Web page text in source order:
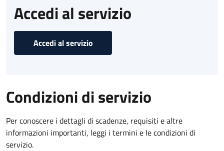
Accedi al servizio
Accedi al servizio
Condizioni di servizio
Per conoscere i dettagli di scadenze, requisiti e altre
informazioni importanti, leggi i termini e le condizioni di
servizio.